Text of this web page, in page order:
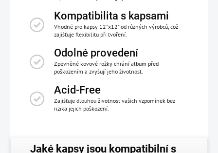
Kompatibilita s kapsami
Vhodné pro kapsy 12"x12" od různých výrobců, což
zajišťuje flexibilitu při tvoření.
Odolné provedení
Zpevněné kovové rožky chrání album před
poškozením a zvyšují jeho životnost.
Acid-Free
Zajišťuje dlouhou životnost vašich vzpomínek bez
rizika jejich poškození.
Jaké kapsy jsou kompatibilní s